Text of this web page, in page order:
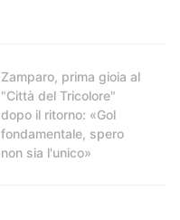
Zamparo, prima gioia al
"Città del Tricolore"
dopo il ritorno: «Gol
fondamentale, spero
non sia l'unico»